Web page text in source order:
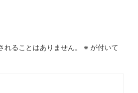
れることはありません。 ※ が付いて